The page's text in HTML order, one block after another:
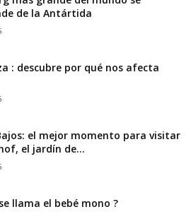
de la Antártida
: descubre por qué nos afecta
el mejor momento para visitar
el jardín de...
llama el bebé mono ?